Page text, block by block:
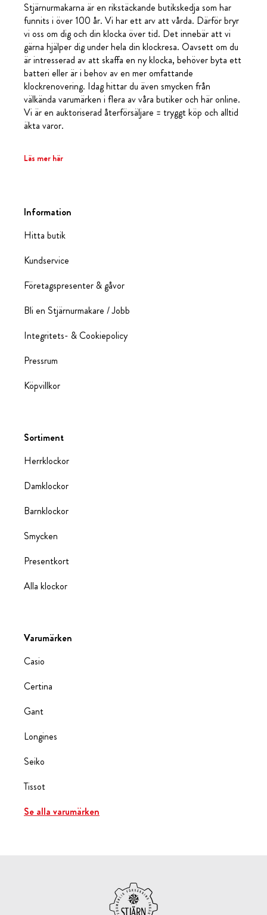
Stjärnurmakarna är en rikstäckande butikskedja som har
funnits i över 100 år. Vi har ett arv att vårda. Därför bryr
vi oss om dig och din klocka över tid. Det innebär att vi
gärna hjälper dig under hela din klockresa. Oavsett om du
är intresserad av att skaffa en ny klocka, behöver byta ett
batteri eller är i behov av en mer omfattande
klockrenovering. Idag hittar du även smycken från
välkända varumärken i flera av våra butiker och här online.
Vi är en auktoriserad återförsäljare = tryggt köp och alltid
äkta varor.
Läs mer här
Information
Hitta butik
Kundservice
Företagspresenter & gåvor
Bli en Stjärnurmakare / Jobb
Integritets- & Cookiepolicy
Pressrum
Köpvillkor
Sortiment
Herrklockor
Damklockor
Barnklockor
Smycken
Presentkort
Alla klockor
Varumärken
Casio
Certina
Gant
Longines
Seiko
Tissot
Se alla varumärken